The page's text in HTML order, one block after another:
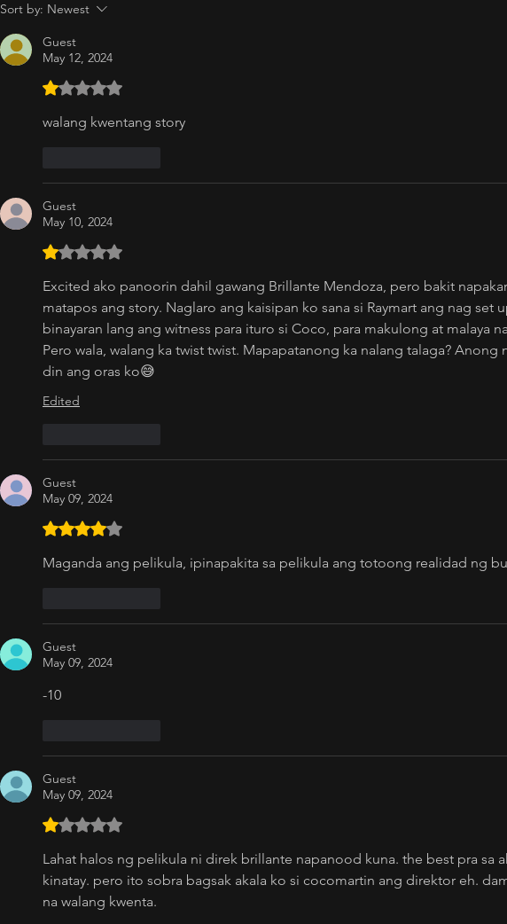
Sort by: Newest
Guest
May 12, 2024
Rated 1 out of 5 stars.
walang kwentang story
Guest
May 10, 2024
Rated 1 out of 5 stars.
Excited ako panoorin dahil gawang Brillante Mendoza, pero bakit
matapos ang story. Naglaro ang kaisipan ko sana si Raymart ang nag set
binayaran lang ang witness para ituro si Coco, para makulong at malaya
Pero wala, walang ka twist twist. Mapapatanong ka nalang talaga? Anong
din ang oras ko😅
Edited
Guest
May 09, 2024
Rated 4 out of 5 stars.
Maganda ang pelikula, ipinapakita sa pelikula ang totoong realidad ng
Guest
May 09, 2024
-10
Guest
May 09, 2024
Rated 1 out of 5 stars.
Lahat halos ng pelikula ni direk brillante napanood kuna. the best pra sa
kinatay. pero ito sobra bagsak akala ko si cocomartin ang direktor eh.
na walang kwenta.